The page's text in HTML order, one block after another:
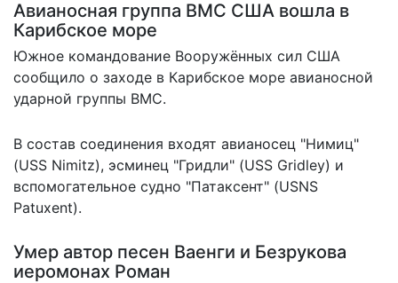
Авианосная группа ВМС США вошла в
Карибское море
Южное командование Вооружённых сил США
сообщило о заходе в Карибское море авианосной
ударной группы ВМС.
В состав соединения входят авианосец "Нимиц"
(USS Nimitz), эсминец "Гридли" (USS Gridley) и
вспомогательное судно "Патаксент" (USNS
Patuxent).
Умер автор песен Ваенги и Безрукова
иеромонах Роман